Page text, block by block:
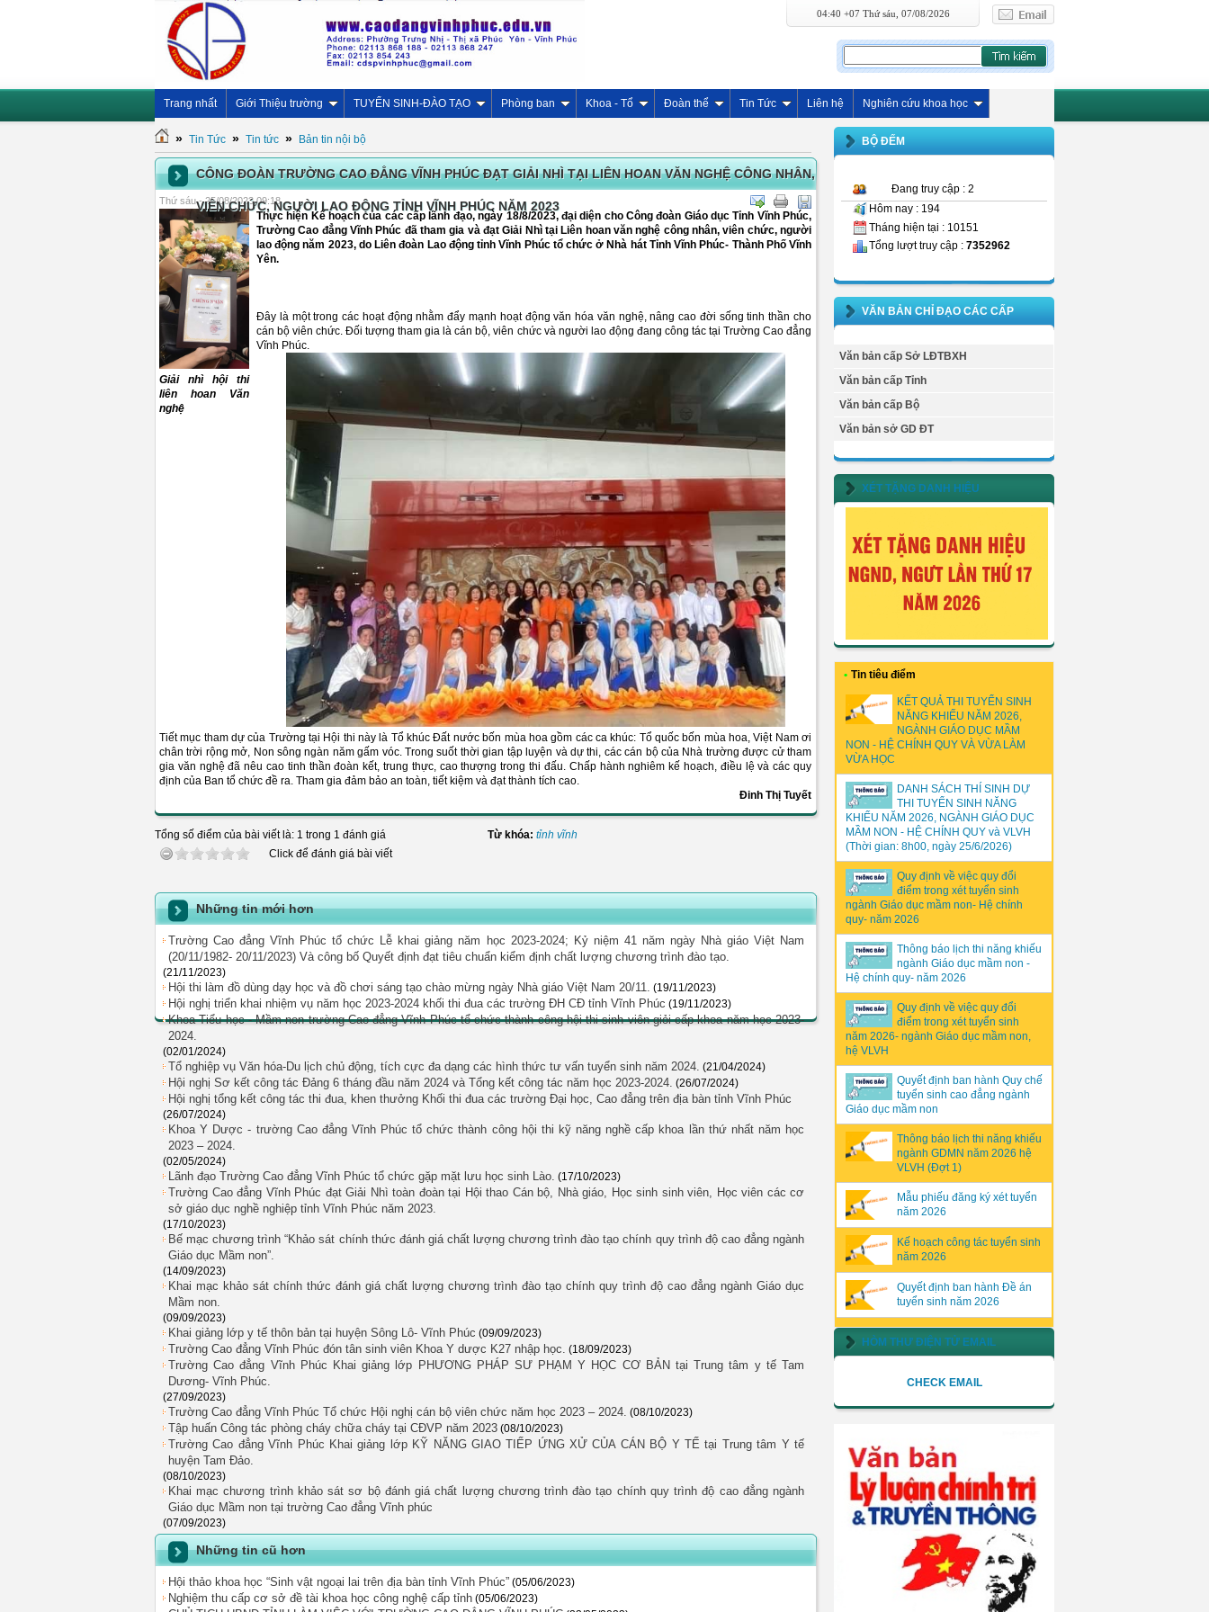
04:40 +07 Thứ sáu, 07/08/2026
Trang nhất Giới Thiệu trường TUYỂN SINH-ĐÀO TẠO Phòng ban Khoa - Tổ Đoàn thể Tin Tức Liên hệ Nghiên cứu khoa học
» Tin Tức » Tin tức » Bản tin nội bộ
CÔNG ĐOÀN TRƯỜNG CAO ĐẲNG VĨNH PHÚC ĐẠT GIẢI NHÌ TẠI LIÊN HOAN VĂN NGHỆ CÔNG NHÂN,
VIÊN CHỨC, NGƯỜI LAO ĐỘNG TỈNH VĨNH PHÚC NĂM 2023
Thứ sáu - 25/08/2023 09:18
Giải nhì hội thi
liên hoan Văn
nghệ
Thực hiện Kế hoạch của các cấp lãnh đạo, ngày 18/8/2023, đại diện cho Công đoàn Giáo dục Tỉnh Vĩnh Phúc,
Trường Cao đẳng Vĩnh Phúc đã tham gia và đạt Giải Nhì tại Liên hoan văn nghệ công nhân, viên chức, người
lao động năm 2023, do Liên đoàn Lao động tỉnh Vĩnh Phúc tổ chức ở Nhà hát Tỉnh Vĩnh Phúc- Thành Phố Vĩnh
Yên.
Đây là một trong các hoạt động nhằm đẩy mạnh hoạt động văn hóa văn nghệ, nâng cao đời sống tinh thần cho
cán bộ viên chức. Đối tượng tham gia là cán bộ, viên chức và người lao động đang công tác tại Trường Cao đẳng
Vĩnh Phúc.
Tiết mục tham dự của Trường tại Hội thi này là Tổ khúc Đất nước bốn mùa hoa gồm các ca khúc: Tổ quốc bốn mùa hoa, Việt Nam ơi
chân trời rộng mở, Non sông ngàn năm gấm vóc. Trong suốt thời gian tập luyện và dự thi, các cán bộ của Nhà trường được cử tham
gia văn nghệ đã nêu cao tinh thần đoàn kết, trung thực, cao thượng trong thi đấu. Chấp hành nghiêm kế hoạch, điều lệ và các quy
định của Ban tổ chức đề ra. Tham gia đảm bảo an toàn, tiết kiệm và đạt thành tích cao.
Đinh Thị Tuyết
Tổng số điểm của bài viết là: 1 trong 1 đánh giá
Click để đánh giá bài viết
Từ khóa: tỉnh vĩnh
Những tin mới hơn
Trường Cao đẳng Vĩnh Phúc tổ chức Lễ khai giảng năm học 2023-2024; Kỷ niệm 41 năm ngày Nhà giáo Việt Nam
(20/11/1982- 20/11/2023) Và công bố Quyết định đạt tiêu chuẩn kiểm định chất lượng chương trình đào tạo.
(21/11/2023)
Hội thi làm đồ dùng dạy học và đồ chơi sáng tạo chào mừng ngày Nhà giáo Việt Nam 20/11. (19/11/2023)
Hội nghị triển khai nhiệm vụ năm học 2023-2024 khối thi đua các trường ĐH CĐ tỉnh Vĩnh Phúc (19/11/2023)
Khoa Tiểu học - Mầm non trường Cao đẳng Vĩnh Phúc tổ chức thành công hội thi sinh viên giỏi cấp khoa năm học 2023-
2024.
(02/01/2024)
Tổ nghiệp vụ Văn hóa-Du lịch chủ động, tích cực đa dạng các hình thức tư vấn tuyển sinh năm 2024. (21/04/2024)
Hội nghị Sơ kết công tác Đảng 6 tháng đầu năm 2024 và Tổng kết công tác năm học 2023-2024. (26/07/2024)
Hội nghị tổng kết công tác thi đua, khen thưởng Khối thi đua các trường Đại học, Cao đẳng trên địa bàn tỉnh Vĩnh Phúc
(26/07/2024)
Khoa Y Dược - trường Cao đẳng Vĩnh Phúc tổ chức thành công hội thi kỹ năng nghề cấp khoa lần thứ nhất năm học
2023 – 2024.
(02/05/2024)
Lãnh đạo Trường Cao đẳng Vĩnh Phúc tổ chức gặp mặt lưu học sinh Lào. (17/10/2023)
Trường Cao đẳng Vĩnh Phúc đạt Giải Nhì toàn đoàn tại Hội thao Cán bộ, Nhà giáo, Học sinh sinh viên, Học viên các cơ
sở giáo dục nghề nghiệp tỉnh Vĩnh Phúc năm 2023.
(17/10/2023)
Bế mạc chương trình “Khảo sát chính thức đánh giá chất lượng chương trình đào tạo chính quy trình độ cao đẳng ngành
Giáo dục Mầm non”.
(14/09/2023)
Khai mạc khảo sát chính thức đánh giá chất lượng chương trình đào tạo chính quy trình độ cao đẳng ngành Giáo dục
Mầm non.
(09/09/2023)
Khai giảng lớp y tế thôn bản tại huyện Sông Lô- Vĩnh Phúc (09/09/2023)
Trường Cao đẳng Vĩnh Phúc đón tân sinh viên Khoa Y dược K27 nhập học. (18/09/2023)
Trường Cao đẳng Vĩnh Phúc Khai giảng lớp PHƯƠNG PHÁP SƯ PHẠM Y HỌC CƠ BẢN tại Trung tâm y tế Tam
Dương- Vĩnh Phúc.
(27/09/2023)
Trường Cao đẳng Vĩnh Phúc Tổ chức Hội nghị cán bộ viên chức năm học 2023 – 2024. (08/10/2023)
Tập huấn Công tác phòng cháy chữa cháy tại CĐVP năm 2023 (08/10/2023)
Trường Cao đẳng Vĩnh Phúc Khai giảng lớp KỸ NĂNG GIAO TIẾP ỨNG XỬ CỦA CÁN BỘ Y TẾ tại Trung tâm Y tế
huyện Tam Đảo.
(08/10/2023)
Khai mạc chương trình khảo sát sơ bộ đánh giá chất lượng chương trình đào tạo chính quy trình độ cao đẳng ngành
Giáo dục Mầm non tại trường Cao đẳng Vĩnh phúc
(07/09/2023)
Những tin cũ hơn
Hội thảo khoa học “Sinh vật ngoại lai trên địa bàn tỉnh Vĩnh Phúc” (05/06/2023)
Nghiệm thu cấp cơ sở đề tài khoa học công nghệ cấp tỉnh (05/06/2023)
BỘ ĐẾM
Đang truy cập : 2
Hôm nay : 194
Tháng hiện tại : 10151
Tổng lượt truy cập : 7352962
VĂN BẢN CHỈ ĐẠO CÁC CẤP
Văn bản cấp Sở LĐTBXH
Văn bản cấp Tỉnh
Văn bản cấp Bộ
Văn bản sở GD ĐT
XÉT TẶNG DANH HIỆU
• Tin tiêu điểm
KẾT QUẢ THI TUYỂN SINH
NĂNG KHIẾU NĂM 2026,
NGÀNH GIÁO DỤC MẦM
NON - HỆ CHÍNH QUY VÀ VỪA LÀM
VỪA HỌC
DANH SÁCH THÍ SINH DỰ
THI TUYỂN SINH NĂNG
KHIẾU NĂM 2026, NGÀNH GIÁO DỤC
MẦM NON - HỆ CHÍNH QUY và VLVH
(Thời gian: 8h00, ngày 25/6/2026)
Quy định về việc quy đổi
điểm trong xét tuyển sinh
ngành Giáo dục mầm non- Hệ chính
quy- năm 2026
Thông báo lịch thi năng khiếu
ngành Giáo dục mầm non -
Hệ chính quy- năm 2026
Quy định về việc quy đổi
điểm trong xét tuyển sinh
năm 2026- ngành Giáo dục mầm non,
hệ VLVH
Quyết định ban hành Quy chế
tuyển sinh cao đẳng ngành
Giáo dục mầm non
Thông báo lịch thi năng khiếu
ngành GDMN năm 2026 hệ
VLVH (Đợt 1)
Mẫu phiếu đăng ký xét tuyển
năm 2026
Kế hoạch công tác tuyển sinh
năm 2026
Quyết định ban hành Đề án
tuyển sinh năm 2026
HÒM THƯ ĐIỆN TỬ EMAIL
CHECK EMAIL